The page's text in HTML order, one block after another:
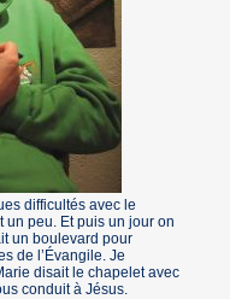
difficultés avec le
un peu. Et puis un jour on
un boulevard pour
de l’Évangile. Je
disait le chapelet avec
conduit à Jésus.